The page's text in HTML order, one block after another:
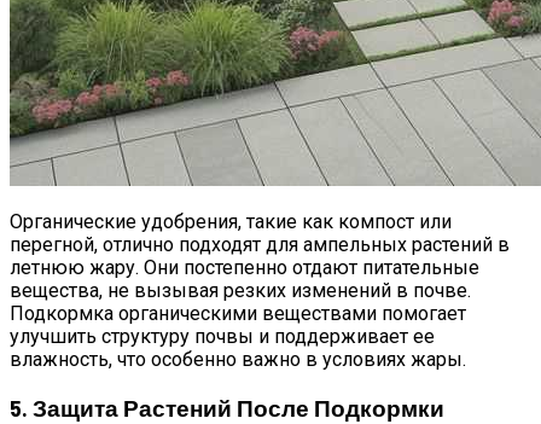
Органические удобрения, такие как компост или
перегной, отлично подходят для ампельных растений в
летнюю жару. Они постепенно отдают питательные
вещества, не вызывая резких изменений в почве.
Подкормка органическими веществами помогает
улучшить структуру почвы и поддерживает ее
влажность, что особенно важно в условиях жары.
5. Защита Растений После Подкормки